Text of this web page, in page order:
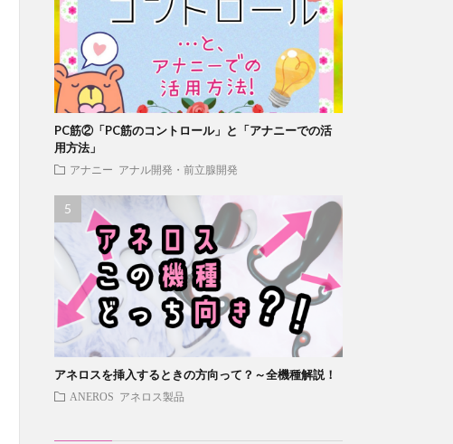
PC筋②「PC筋のコントロール」と「アナニーでの活
用方法」
アナニー アナル開発・前立腺開発
アネロスを挿入するときの方向って？～全機種解説！
ANEROS アネロス製品